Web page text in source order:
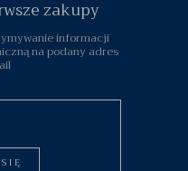
zakupy
informacji
na podany adres